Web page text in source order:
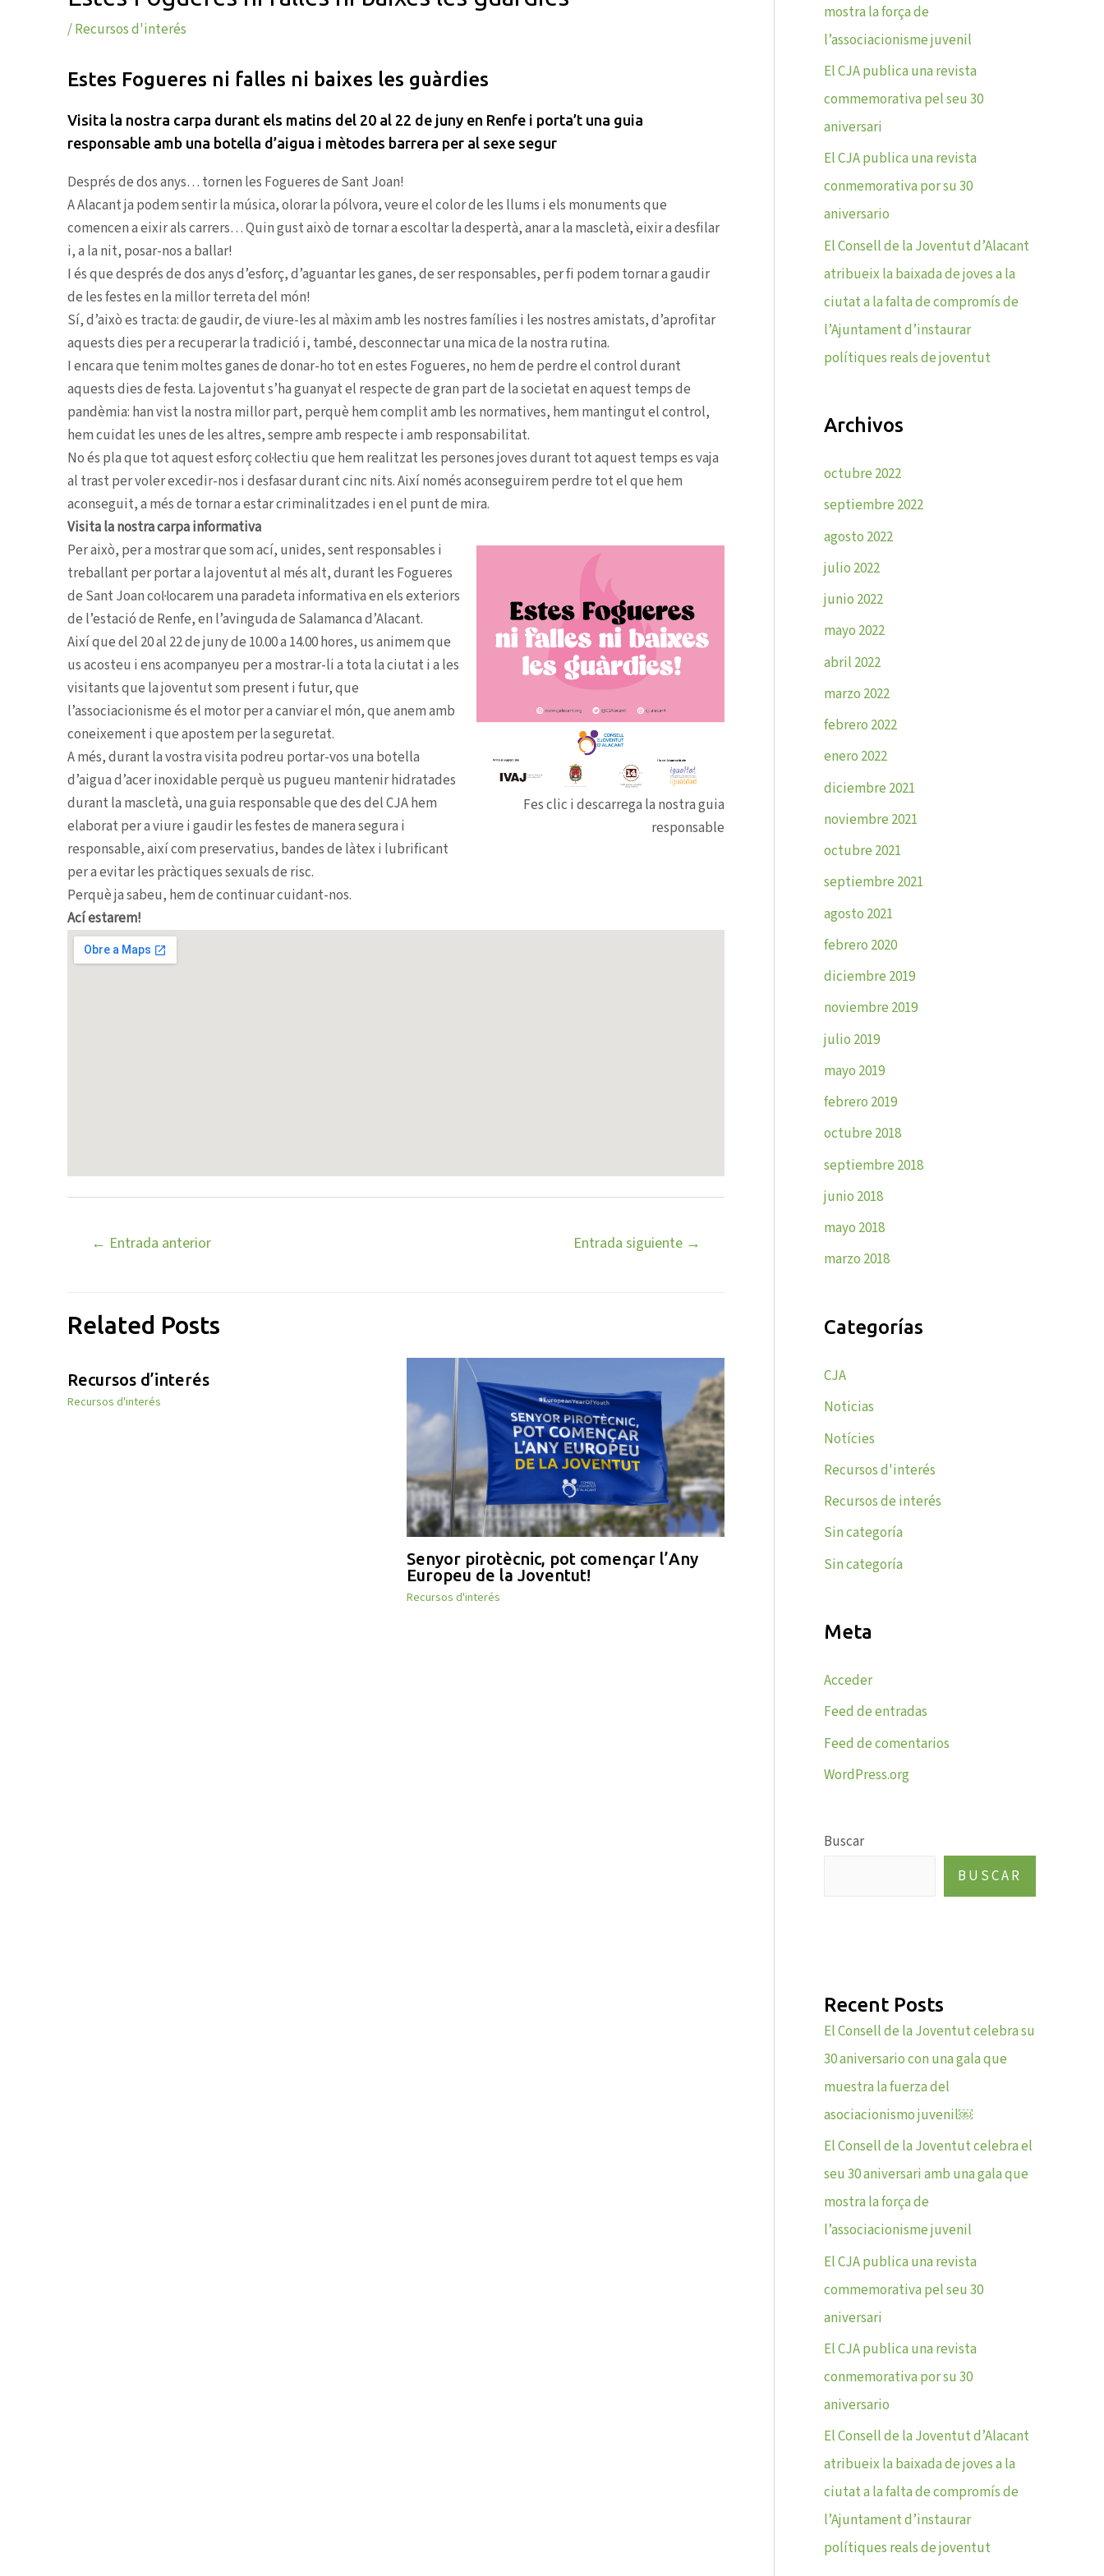
/Recursos d'interés
Estes Fogueres ni falles ni baixes les guàrdies
Visita la nostra carpa durant els matins del 20 al 22 de juny en Renfe i porta’t una guia
responsable amb una botella d’aigua i mètodes barrera per al sexe segur
Després de dos anys… tornen les Fogueres de Sant Joan!
A Alacant ja podem sentir la música, olorar la pólvora, veure el color de les llums i els monuments que
comencen a eixir als carrers… Quin gust això de tornar a escoltar la despertà, anar a la mascletà, eixir a desfilar
i, a la nit, posar-nos a ballar!
I és que després de dos anys d’esforç, d’aguantar les ganes, de ser responsables, per fi podem tornar a gaudir
de les festes en la millor terreta del món!
Sí, d’això es tracta: de gaudir, de viure-les al màxim amb les nostres famílies i les nostres amistats, d’aprofitar
aquests dies per a recuperar la tradició i, també, desconnectar una mica de la nostra rutina.
I encara que tenim moltes ganes de donar-ho tot en estes Fogueres, no hem de perdre el control durant
aquests dies de festa. La joventut s’ha guanyat el respecte de gran part de la societat en aquest temps de
pandèmia: han vist la nostra millor part, perquè hem complit amb les normatives, hem mantingut el control,
hem cuidat les unes de les altres, sempre amb respecte i amb responsabilitat.
No és pla que tot aquest esforç col·lectiu que hem realitzat les persones joves durant tot aquest temps es vaja
al trast per voler excedir-nos i desfasar durant cinc nits. Així només aconseguirem perdre tot el que hem
aconseguit, a més de tornar a estar criminalitzades i en el punt de mira.
Visita la nostra carpa informativa
Fes clic i descarrega la nostra guia
responsable
Per això, per a mostrar que som ací, unides, sent responsables i
treballant per portar a la joventut al més alt, durant les Fogueres
de Sant Joan col·locarem una paradeta informativa en els exteriors
de l’estació de Renfe, en l’avinguda de Salamanca d’Alacant.
Així que del 20 al 22 de juny de 10.00 a 14.00 hores, us animem que
us acosteu i ens acompanyeu per a mostrar-li a tota la ciutat i a les
visitants que la joventut som present i futur, que
l’associacionisme és el motor per a canviar el món, que anem amb
coneixement i que apostem per la seguretat.
A més, durant la vostra visita podreu portar-vos una botella
d’aigua d’acer inoxidable perquè us pugueu mantenir hidratades
durant la mascletà, una guia responsable que des del CJA hem
elaborat per a viure i gaudir les festes de manera segura i
responsable, així com preservatius, bandes de làtex i lubrificant
per a evitar les pràctiques sexuals de risc.
Perquè ja sabeu, hem de continuar cuidant-nos.
Ací estarem!
← Entrada anterior Entrada siguiente →
Related Posts
Recursos d’interés
Recursos d'interés
Senyor pirotècnic, pot començar l’Any
Europeu de la Joventut!
Recursos d'interés
mostra la força de
l’associacionisme juvenil
El CJA publica una revista
commemorativa pel seu 30
aniversari
El CJA publica una revista
conmemorativa por su 30
aniversario
El Consell de la Joventut d’Alacant
atribueix la baixada de joves a la
ciutat a la falta de compromís de
l’Ajuntament d’instaurar
polítiques reals de joventut
Archivos
octubre 2022
septiembre 2022
agosto 2022
julio 2022
junio 2022
mayo 2022
abril 2022
marzo 2022
febrero 2022
enero 2022
diciembre 2021
noviembre 2021
octubre 2021
septiembre 2021
agosto 2021
febrero 2020
diciembre 2019
noviembre 2019
julio 2019
mayo 2019
febrero 2019
octubre 2018
septiembre 2018
junio 2018
mayo 2018
marzo 2018
Categorías
CJA
Noticias
Notícies
Recursos d'interés
Recursos de interés
Sin categoría
Sin categoría
Meta
Acceder
Feed de entradas
Feed de comentarios
WordPress.org
Buscar
BUSCAR
Recent Posts
El Consell de la Joventut celebra su
30 aniversario con una gala que
muestra la fuerza del
asociacionismo juvenil￼
El Consell de la Joventut celebra el
seu 30 aniversari amb una gala que
mostra la força de
l’associacionisme juvenil
El CJA publica una revista
commemorativa pel seu 30
aniversari
El CJA publica una revista
conmemorativa por su 30
aniversario
El Consell de la Joventut d’Alacant
atribueix la baixada de joves a la
ciutat a la falta de compromís de
l’Ajuntament d’instaurar
polítiques reals de joventut